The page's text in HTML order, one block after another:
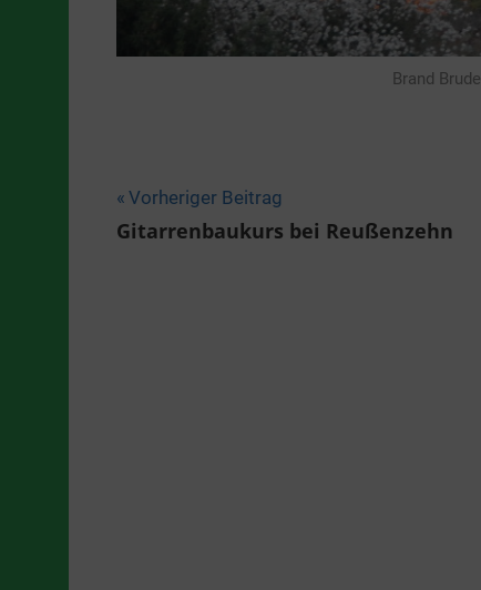
Brand
Beitragsnavigation
Vorheriger Beitrag
Gitarrenbaukurs bei Reußenzehn